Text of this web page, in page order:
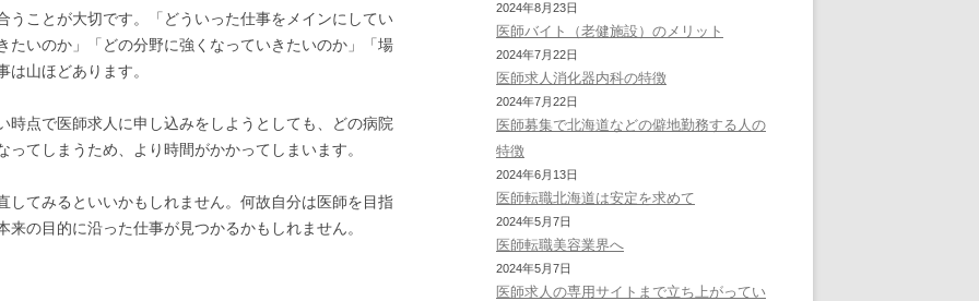
うことが大切です。「どういった仕事をメインにしてい
たいのか」「どの分野に強くなっていきたいのか」「場
山ほどあります。
時点で医師求人に申し込みをしようとしても、どの病院
てしまうため、より時間がかかってしまいます。
してみるといいかもしれません。何故自分は医師を目指
の目的に沿った仕事が見つかるかもしれません。
2024年8月23日
医師バイト（老健施設）のメリット
2024年7月22日
医師求人消化器内科の特徴
2024年7月22日
医師募集で北海道などの僻地勤務する人の
特徴
2024年6月13日
医師転職北海道は安定を求めて
2024年5月7日
医師転職美容業界へ
2024年5月7日
医師求人の専用サイトまで立ち上がってい